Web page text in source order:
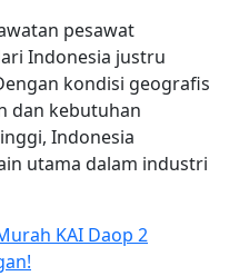
pesawat
Indonesia justru
kondisi geografis
dan kebutuhan
Indonesia
utama dalam industri
KAI Daop 2